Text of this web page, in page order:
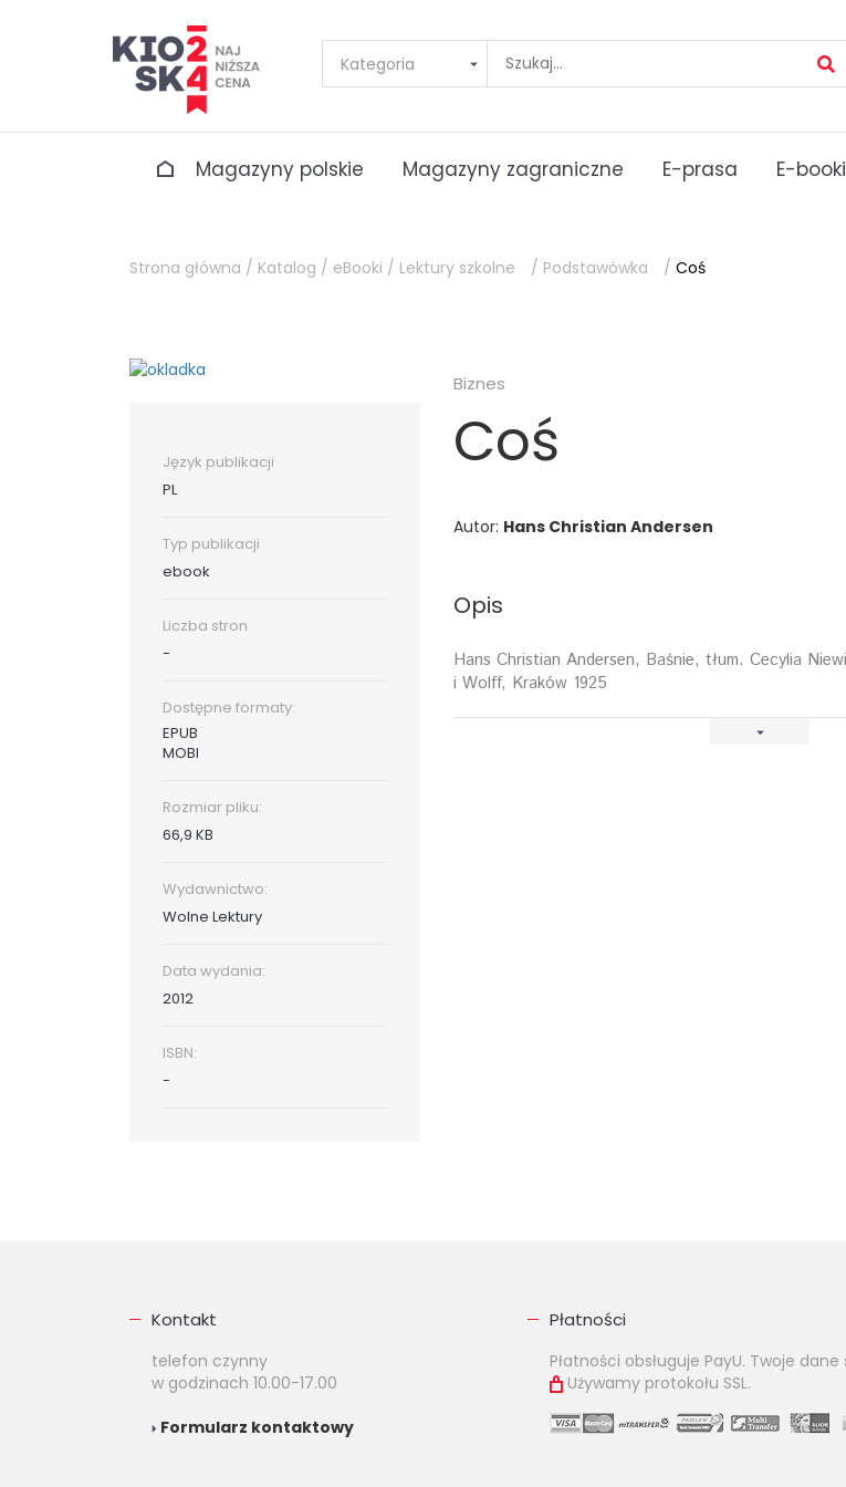
Magazyny polskie Magazyny zagraniczne E-prasa E-booki
Strona główna / Katalog / eBooki / Lektury szkolne / Podstawówka / Coś
Język publikacji
PL
Typ publikacji
ebook
Liczba stron
-
Dostępne formaty:
EPUB
MOBI
Rozmiar pliku:
66,9 KB
Wydawnictwo:
Wolne Lektury
Data wydania:
2012
ISBN:
-
Biznes
Coś
Autor: Hans Christian Andersen
Opis
Hans Christian Andersen, Baśnie, tłum. Cecylia
i Wolff, Kraków 1925
Kontakt
telefon czynny
w godzinach 10.00-17.00
Formularz kontaktowy
Płatności
Płatności obsługuje PayU. Twoje
Używamy protokołu SSL.